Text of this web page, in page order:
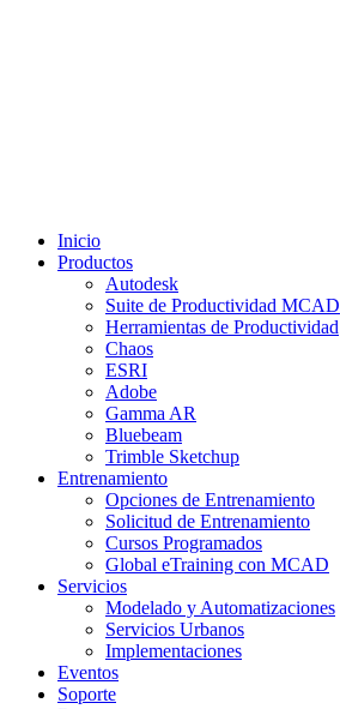
Inicio
Productos
Autodesk
Suite de Productividad MCAD
Herramientas de Productividad
Chaos
ESRI
Adobe
Gamma AR
Bluebeam
Trimble Sketchup
Entrenamiento
Opciones de Entrenamiento
Solicitud de Entrenamiento
Cursos Programados
Global eTraining con MCAD
Servicios
Modelado y Automatizaciones
Servicios Urbanos
Implementaciones
Eventos
Soporte